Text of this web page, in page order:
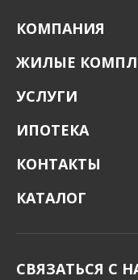
КОМПАНИЯ
ЖИЛЫЕ
УСЛУГИ
ИПОТЕКА
КОНТАКТЫ
КАТАЛОГ
СВЯЗАТЬСЯ С